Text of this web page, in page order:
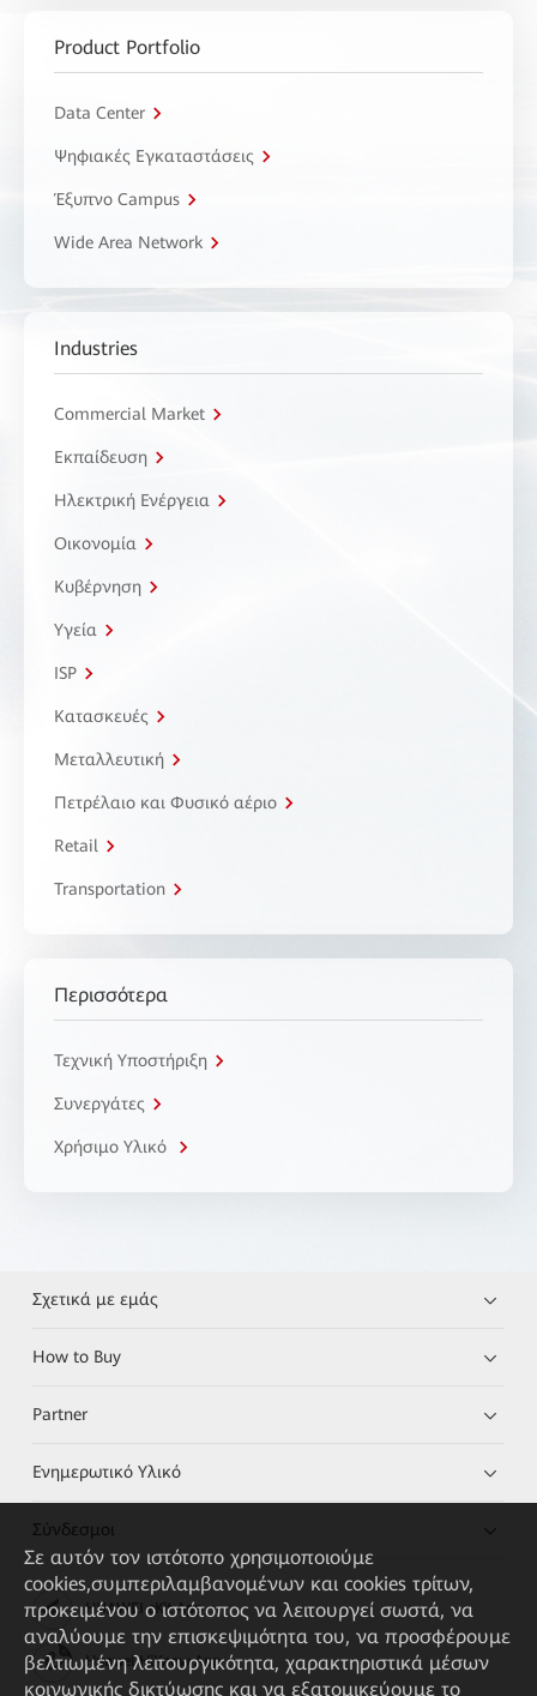
Product Portfolio
Data Center
Ψηφιακές Εγκαταστάσεις
Έξυπνο Campus
Wide Area Network
Industries
Commercial Market
Εκπαίδευση
Ηλεκτρική Ενέργεια
Οικονομία
Κυβέρνηση
Υγεία
ISP
Κατασκευές
Μεταλλευτική
Πετρέλαιο και Φυσικό αέριο
Retail
Transportation
Περισσότερα
Τεχνική Υποστήριξη
Συνεργάτες
Χρήσιμο Υλικό
Σχετικά με εμάς
How to Buy
Partner
Ενημερωτικό Υλικό
Σύνδεσμοι
HUAWEI eKit App
Huawei HiKnow App
Σε αυτόν τον ιστότοπο χρησιμοποιούμε
cookies,συμπεριλαμβανομένων και cookies τρίτων,
προκειμένου ο ιστότοπος να λειτουργεί σωστά, να
αναλύουμε την επισκεψιμότητα του, να προσφέρουμε
βελτιωμένη λειτουργικότητα, χαρακτηριστικά μέσων
κοινωνικής δικτύωσης και να εξατομικεύουμε το